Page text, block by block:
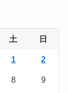
土 日
1 2
8 9